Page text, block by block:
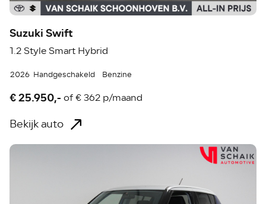
Suzuki Swift
1.2 Style Smart Hybrid
2026 Handgeschakeld Benzine
€ 25.950,- of€ 362 p/maand
Bekijk auto